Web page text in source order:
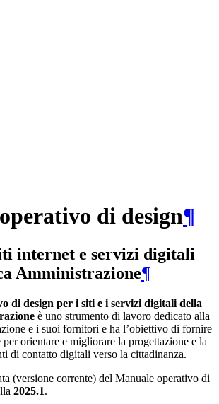
di design¶
internet e servizi digitali
Amministrazione¶
di design per i siti e i servizi digitali della
è uno strumento di lavoro dedicato alla
e i suoi fornitori e ha l’obiettivo di fornire
orientare e migliorare la progettazione e la
di contatto digitali verso la cittadinanza.
(versione corrente) del Manuale operativo di
2025.1.